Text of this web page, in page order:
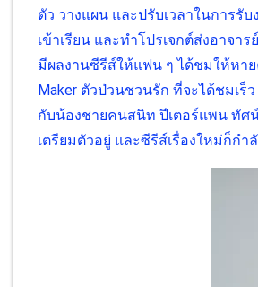
ตัว วางแผน และปรับเวลาในการรั
เข้าเรียน และทำโปรเจกต์ส่งอาจ
มีผลงานซีรีส์ให้แฟน ๆ ได้ชมให้หา
Maker ตัวป่วนชวนรัก ที่จะได้ชมเร็
กับน้องชายคนสนิท ปีเตอร์แพน ทัศ
เตรียมตัวอยู่ และซีรีส์เรื่องใหม่ก็กำ